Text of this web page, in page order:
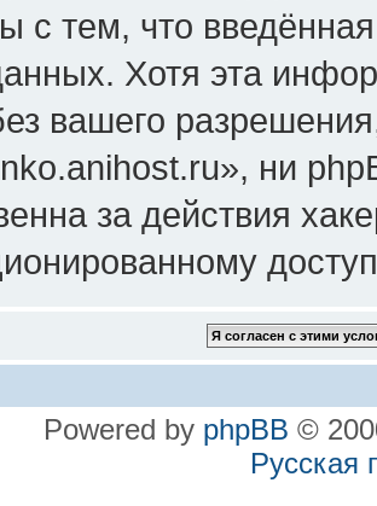
с тем, что
Хотя эта
вашего
ни
за действия
Powered by phpBB ©
Русская